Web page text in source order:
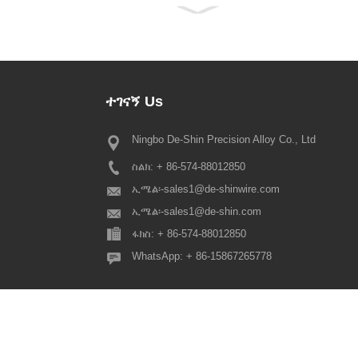
ተገናኝ Us
Ningbo De-Shin Precision Alloy Co., Ltd
ስልክ: + 86-574-88012850
ኢሜል፡-sales1@de-shinwire.com
ኢሜል፡-sales1@de-shin.com
ፋክስ: + 86-574-88012850
WhatsApp: + 86-15867265778
2022 የስፕሪንግ ፌስቲቫል የበዓል
ውድ ውድ ደንበኞቻችን፣ የቻይና ባህላዊ
በድጋሚ እየመጣ ነው፣ ስለዚህ የዘንድሮው